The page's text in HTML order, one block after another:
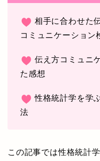
相手に合わせた
コミュニケーション
伝え方コミュニ
た感想
性格統計学を学
法
この記事では性格統計